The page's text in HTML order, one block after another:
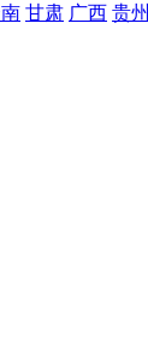
甘肃 广西 贵州